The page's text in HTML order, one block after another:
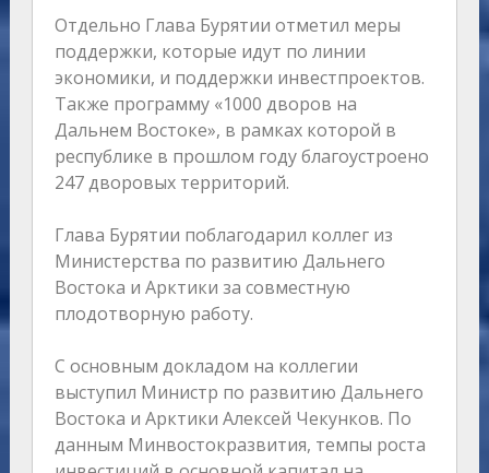
Отдельно Глава Бурятии отметил меры
поддержки, которые идут по линии
экономики, и поддержки инвестпроектов.
Также программу «1000 дворов на
Дальнем Востоке», в рамках которой в
республике в прошлом году благоустроено
247 дворовых территорий.
Глава Бурятии поблагодарил коллег из
Министерства по развитию Дальнего
Востока и Арктики за совместную
плодотворную работу.
С основным докладом на коллегии
выступил Министр по развитию Дальнего
Востока и Арктики Алексей Чекунков. По
данным Минвостокразвития, темпы роста